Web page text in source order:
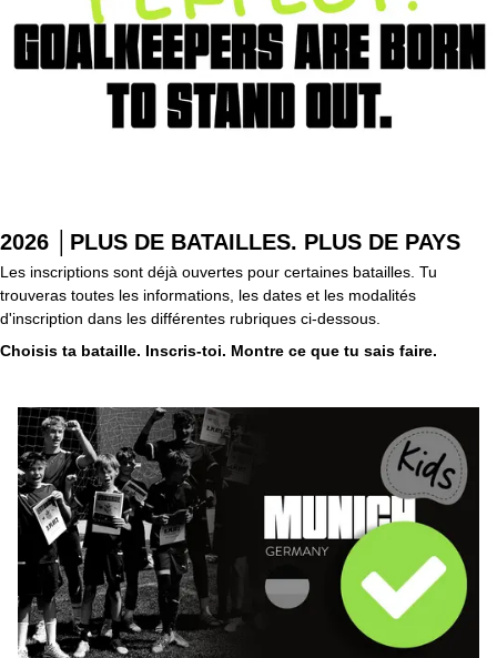
2026 │PLUS DE BATAILLES. PLUS DE PAYS
Les inscriptions sont déjà ouvertes pour certaines batailles. Tu
trouveras toutes les informations, les dates et les modalités
d'inscription dans les différentes rubriques ci-dessous.
Choisis ta bataille. Inscris-toi. Montre ce que tu sais faire.